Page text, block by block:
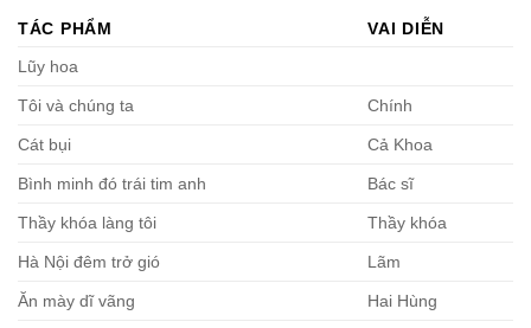
TÁC PHẨM
VAI DIỄN
Lũy hoa
Tôi và chúng ta Chính
Cát bụi Cả Khoa
Bình minh đó trái tim anh Bác sĩ
Thầy khóa làng tôi Thầy khóa
Hà Nội đêm trở gió Lãm
Ăn mày dĩ vãng Hai Hùng